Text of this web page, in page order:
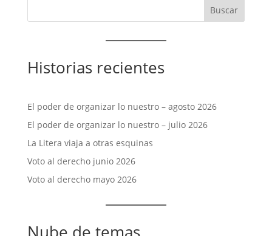
Historias recientes
El poder de organizar lo nuestro – agosto 2026
El poder de organizar lo nuestro – julio 2026
La Litera viaja a otras esquinas
Voto al derecho junio 2026
Voto al derecho mayo 2026